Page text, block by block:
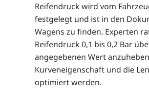
Reifendruck wird vom
festgelegt und ist in den
Wagens zu finden. Experten
Reifendruck 0,1 bis 0,2 Bar
angegebenen Wert
Kurveneigenschaft und die
optimiert werden.